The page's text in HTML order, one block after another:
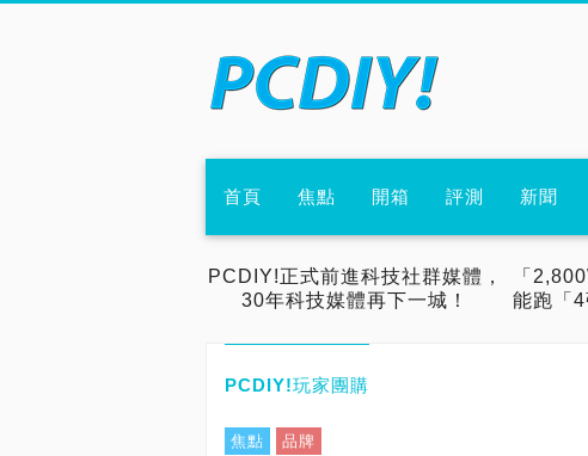
首頁 焦點 開箱 評測 新聞
PCDIY!正式前進科技社群媒體，
30年科技媒體再下一城！
「
能跑「
PCDIY!玩家團購
焦點 品牌